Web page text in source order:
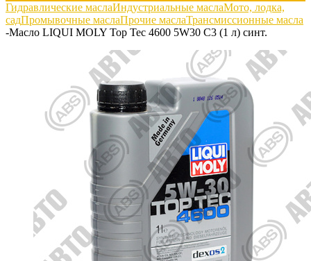
Гидравлические маслаИндустриальные маслаМото, лодка,
садПромывочные маслаПрочие маслаТрансмиссионные масла
-Масло LIQUI MOLY Top Tec 4600 5W30 C3 (1 л) синт.